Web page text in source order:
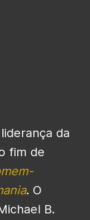
da
fim de
. O
B.